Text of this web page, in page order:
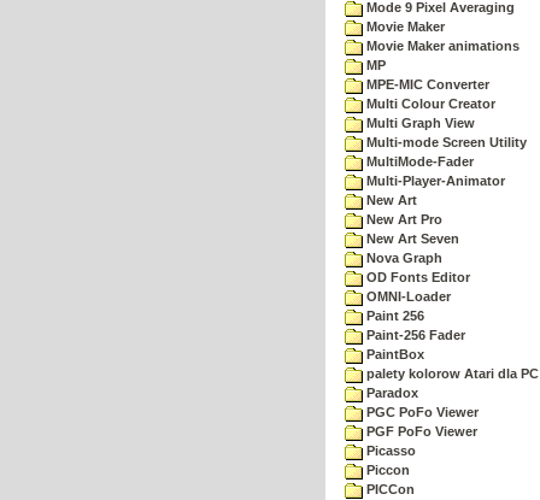
Mode 9 Pixel Averaging
Movie Maker
Movie Maker animations
MP
MPE-MIC Converter
Multi Colour Creator
Multi Graph View
Multi-mode Screen Utility
MultiMode-Fader
Multi-Player-Animator
New Art
New Art Pro
New Art Seven
Nova Graph
OD Fonts Editor
OMNI-Loader
Paint 256
Paint-256 Fader
PaintBox
palety kolorow Atari dla PC
Paradox
PGC PoFo Viewer
PGF PoFo Viewer
Picasso
Piccon
PICCon